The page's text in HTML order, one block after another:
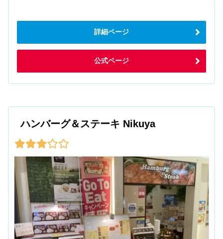
詳細ページ
公式ページ
ハンバーグ＆ステーキ Nikuya